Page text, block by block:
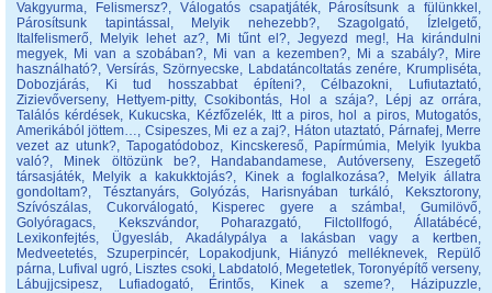
Vakgyurma, Felismersz?, Válogatós csapatjáték, Párosítsunk a fülünkkel ,
Párosítsunk tapintással , Melyik nehezebb?,Szagolgató, Ízlelgető,
Italfelismerő, Melyik lehet az?, Mi tűnt el?, Jegyezd meg!,
Ha kirándulni
megyek, Mi van a szobában?, Mi van a kezemben?, Mi a szabály?, Mire
használható?, Versírás,Szörnyecske, Labdatáncoltatás zenére, Krumpliséta,
Dobozjárás, Ki tud hosszabbat építeni?,Célbazokni, Lufiutaztató,
Zizievőverseny, Hettyem-pitty,Csokibontás, Hol a szája?, Lépj az orrára,
Találós kérdések, Kukucska, Kézfőzelék, Itt a piros, hol a piros, Mutogatós,
Amerikából jöttem…, Csipeszes, Mi ez a zaj?, Háton utaztató, Párnafej, Merre
vezet az utunk?,Tapogatódoboz, Kincskereső, Papírmúmia, Melyik lyukba
való?, Minek öltözünk be?, Handabandamese, Autóverseny,
Eszegető
társasjáték, Melyik a kakukktojás?, Kinek a foglalkozása?,
Melyik állatra
gondoltam?, Tésztanyárs,Golyózás, Harisnyában turkáló, Keksztorony,
Szívószálas, Cukorválogató, Kisperec gyere a számba!,Gumilövő,
Golyóragacs, Kekszvándor, Poharazgató, Filctollfogó, Állatábécé,
Lexikonfejtés, Ügyesláb, Akadálypálya a lakásban vagy a kertben,
Medveetetés, Szuperpincér, Lopakodjunk, Hiányzó melléknevek,
Repülő
párna, Lufival ugró, Lisztes csoki, Labdatoló, Megetetlek, Toronyépítő verseny,
Lábujjcsipesz, Lufiadogató, Érintős, Kinek a szeme?, Házipuzzle,